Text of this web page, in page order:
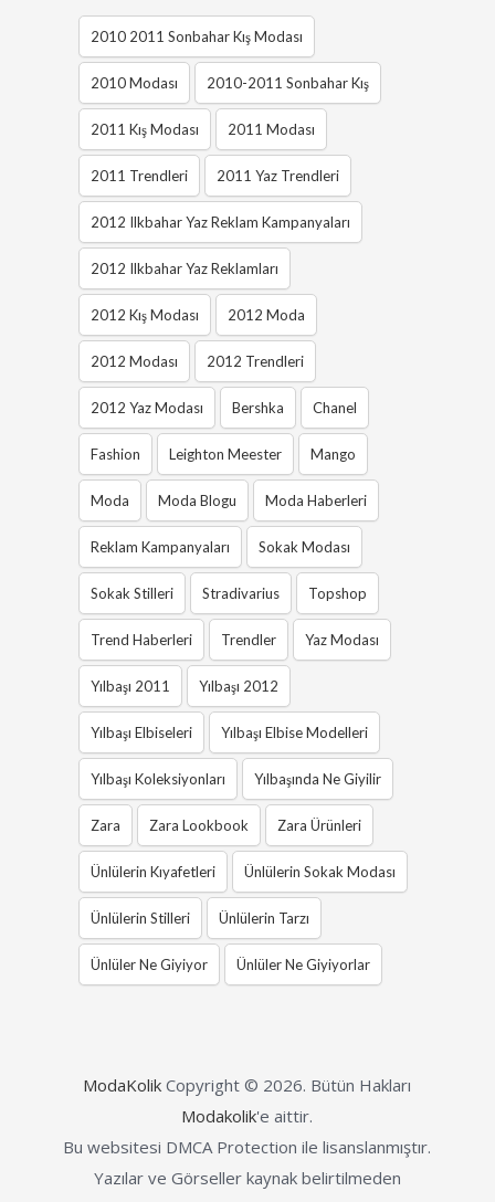
2010 2011 Sonbahar Kış Modası
2010 Modası 2010-2011 Sonbahar Kış
2011 Kış Modası 2011 Modası
2011 Trendleri 2011 Yaz Trendleri
2012 Ilkbahar Yaz Reklam Kampanyaları
2012 Ilkbahar Yaz Reklamları
2012 Kış Modası 2012 Moda
2012 Modası 2012 Trendleri
2012 Yaz Modası Bershka Chanel
Fashion Leighton Meester Mango
Moda Moda Blogu Moda Haberleri
Reklam Kampanyaları Sokak Modası
Sokak Stilleri Stradivarius Topshop
Trend Haberleri Trendler Yaz Modası
Yılbaşı 2011 Yılbaşı 2012
Yılbaşı Elbiseleri Yılbaşı Elbise Modelleri
Yılbaşı Koleksiyonları Yılbaşında Ne Giyilir
Zara Zara Lookbook Zara Ürünleri
Ünlülerin Kıyafetleri Ünlülerin Sokak Modası
Ünlülerin Stilleri Ünlülerin Tarzı
Ünlüler Ne Giyiyor Ünlüler Ne Giyiyorlar
ModaKolik Copyright © 2026. Bütün Hakları
Modakolik'e aittir.
Bu websitesi DMCA Protection ile lisanslanmıştır.
Yazılar ve Görseller kaynak belirtilmeden